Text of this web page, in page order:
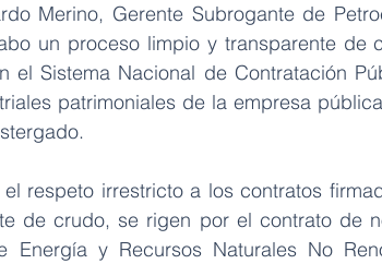
Merino, Gerente Subrogante de
un proceso limpio y transparente de
el Sistema Nacional de Contratación
patrimoniales de la empresa
respeto irrestricto a los contratos
de crudo, se rigen por el contrato de
Energía y Recursos Naturales No